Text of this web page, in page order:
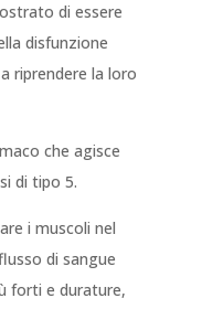
di essere
disfunzione
riprendere la loro
che agisce
di tipo 5.
i muscoli nel
di sangue
forti e durature,